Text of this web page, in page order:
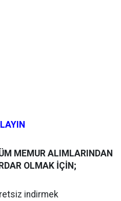
MEMUR ALIMLARINDAN
OLMAK İÇİN;
indirmek